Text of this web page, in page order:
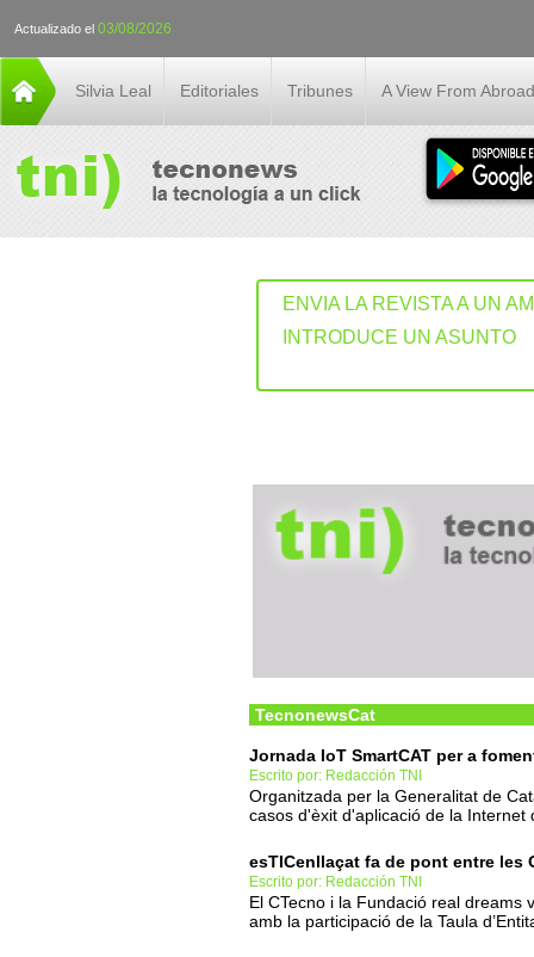
Actualizado el 03/08/2026
Silvia Leal Editoriales Tribunes A View From Abroad
ENVIA LA REVISTA A UN
INTRODUCE UN ASUNTO
TecnonewsCat
Jornada IoT SmartCAT per a
Escrito por: Redacción TNI
Organitzada per la Generalitat de
casos d'èxit d'aplicació de la Internet
esTICenllaçat fa de pont entre les
Escrito por: Redacción TNI
El CTecno i la Fundació real dreams
amb la participació de la Taula